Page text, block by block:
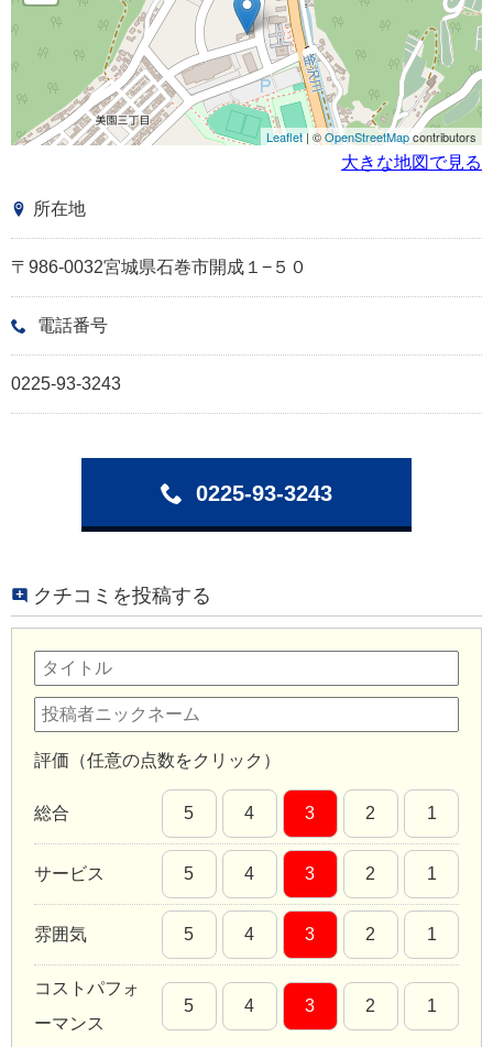
Leaflet| ©OpenStreetMapcontributors
大きな地図で見る
所在地
〒986-0032宮城県石巻市開成１−５０
電話番号
0225-93-3243
0225-93-3243
クチコミを投稿する
評価（任意の点数をクリック）
総合 5 4 3 2 1
サービス 5 4 3 2 1
雰囲気 5 4 3 2 1
コストパフォ
ーマンス
5 4 3 2 1